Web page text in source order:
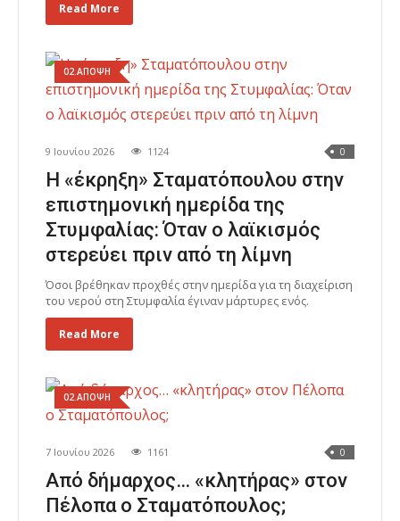
Read More
02.ΑΠΟΨΗ
9 Ιουνίου 2026 1124 0
Η «έκρηξη» Σταματόπουλου στην
επιστημονική ημερίδα της
Στυμφαλίας: Όταν ο λαϊκισμός
στερεύει πριν από τη λίμνη
Όσοι βρέθηκαν προχθές στην ημερίδα για τη διαχείριση
του νερού στη Στυμφαλία έγιναν μάρτυρες ενός.
Read More
02.ΑΠΟΨΗ
7 Ιουνίου 2026 1161 0
Από δήμαρχος… «κλητήρας» στον
Πέλοπα ο Σταματόπουλος;